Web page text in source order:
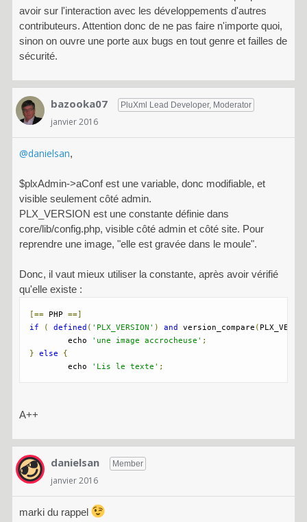
avoir sur l'interaction avec les développements d'autres
contributeurs. Attention donc de ne pas faire n'importe quoi,
sinon on ouvre une porte aux bugs en tout genre et failles de
sécurité.
bazooka07 PluXml Lead Developer, Moderator
janvier 2016
@danielsan,
$plxAdmin->aConf est une variable, donc modifiable, et
visible seulement côté admin.
PLX_VERSION est une constante définie dans
core/lib/config.php, visible côté admin et côté site. Pour
reprendre une image, "elle est gravée dans le moule".
Donc, il vaut mieux utiliser la constante, après avoir vérifié
qu'elle existe :
[== PHP ==]
if
( defined ( 'PLX_VERSION' ) and version_compare (
	echo
'une image accrocheuse' ;
}
else
{
	echo
'Lis le texte' ;
A++
danielsan Member
janvier 2016
marki du rappel